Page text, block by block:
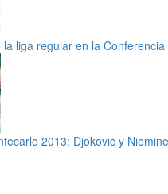
liga regular en la
2013: Djokovic y